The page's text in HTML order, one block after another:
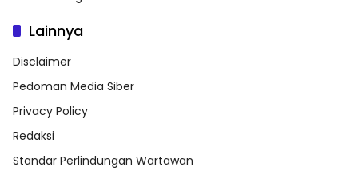
Lainnya
Disclaimer
Pedoman Media Siber
Privacy Policy
Redaksi
Standar Perlindungan Wartawan